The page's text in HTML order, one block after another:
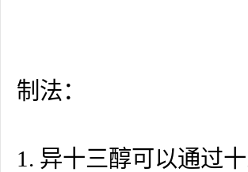
制法：
1. 异十三醇可以通过